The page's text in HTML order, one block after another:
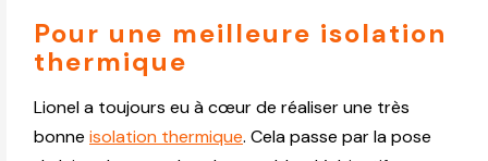
Pour une meilleure isolation
thermique
Lionel a toujours eu à cœur de réaliser une très
bonne isolation thermique. Cela passe par la pose